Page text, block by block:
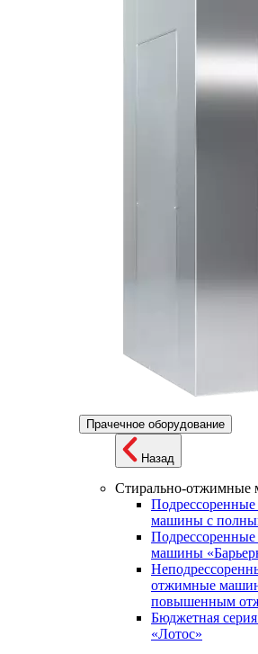
Прачечное оборудование
Назад
Стирально-
машины с
машины
отжимные
повышенным
Бюджетная
«Лотос»